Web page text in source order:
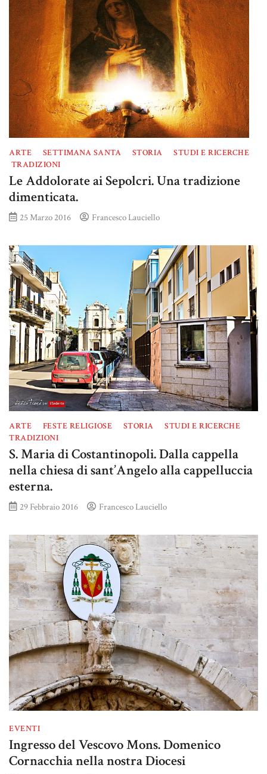
ARTE SETTIMANA SANTA STORIA
STUDI E RICERCHE
TRADIZIONI
Le Addolorate ai Sepolcri. Una tradizione
dimenticata.
25 Marzo 2016 Francesco Lauciello
ARTE FESTE RELIGIOSE STORIA
STUDI E RICERCHE
TRADIZIONI
S. Maria di Costantinopoli. Dalla cappella
nella chiesa di sant’Angelo alla cappelluccia
esterna.
29 Febbraio 2016 Francesco Lauciello
EVENTI
Ingresso del Vescovo Mons. Domenico
Cornacchia nella nostra Diocesi